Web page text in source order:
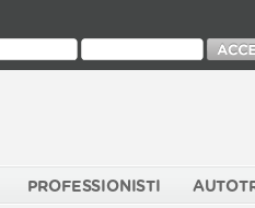
PROFESSIONISTI